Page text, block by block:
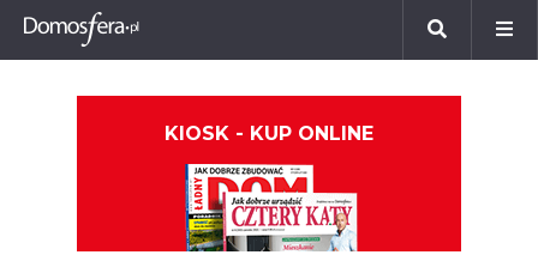
KIOSK - KUP ONLINE